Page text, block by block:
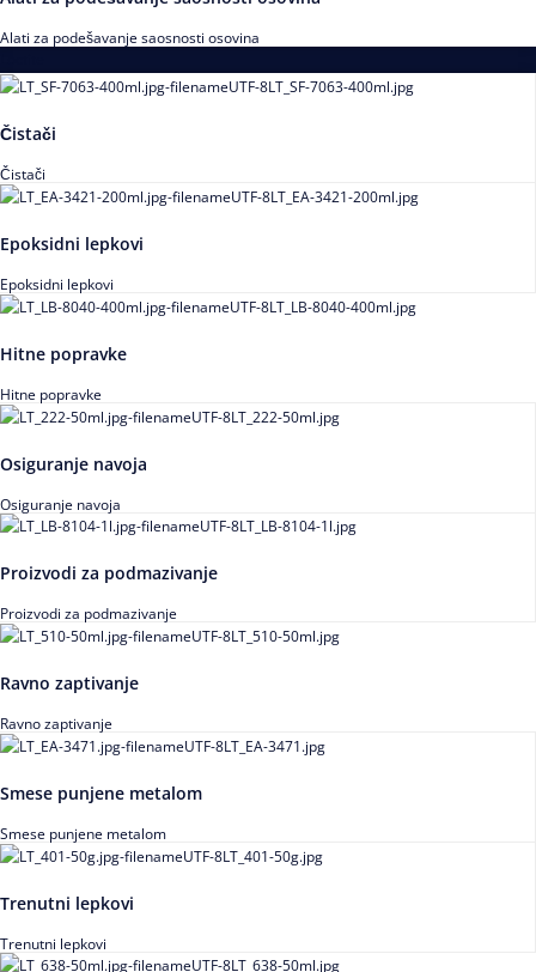
Alati za podešavanje saosnosti osovina
Čistači
Čistači
Epoksidni lepkovi
Epoksidni lepkovi
Hitne popravke
Hitne popravke
Osiguranje navoja
Osiguranje navoja
Proizvodi za podmazivanje
Proizvodi za podmazivanje
Ravno zaptivanje
Ravno zaptivanje
Smese punjene metalom
Smese punjene metalom
Trenutni lepkovi
Trenutni lepkovi